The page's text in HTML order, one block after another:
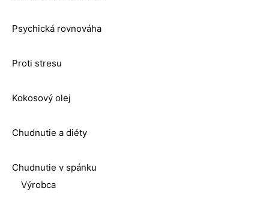
Psychická rovnováha
Proti stresu
Kokosový olej
Chudnutie a diéty
Chudnutie v spánku
Výrobca